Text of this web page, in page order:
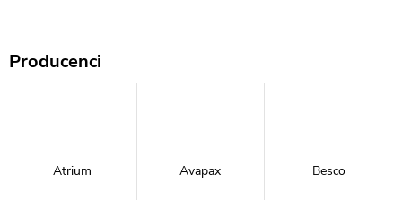
Producenci
Atrium Avapax Besco